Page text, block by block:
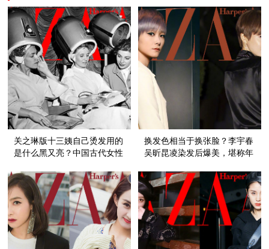
关之琳版十三姨自己烫发用的
是什么黑又亮？中国古代女性
潮！
换发色相当于换张脸？李宇春
吴昕昆凌染发后爆美，堪称年